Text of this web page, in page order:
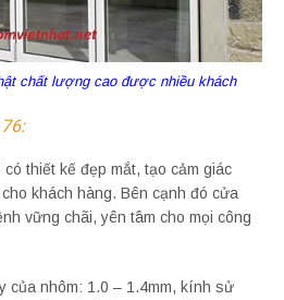
chất lượng cao được nhiều khách
thiết kế đẹp mắt, tạo cảm giác
khách hàng. Bên cạnh đó cửa
vững chãi, yên tâm cho mọi công
của nhôm: 1.0 – 1.4mm, kính sử